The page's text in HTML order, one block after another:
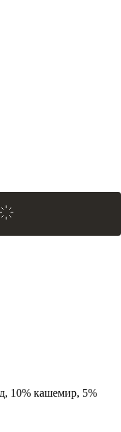
10% кашемир, 5%